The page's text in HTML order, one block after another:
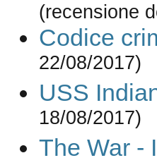
(recensione
Codice
22/08/2017)
USS
18/08/2017)
The War -